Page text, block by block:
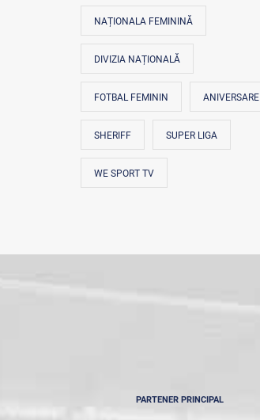
NAȚIONALA FEMININĂ
DIVIZIA NAȚIONALĂ
FOTBAL FEMININ ANIVERSARE
SHERIFF SUPER LIGA
WE SPORT TV
PARTENER PRINCIPAL